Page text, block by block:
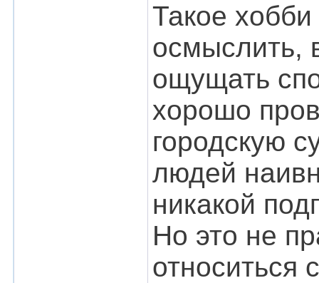
Такое
осмыслить,
ощущать
хорошо
городскую
людей
никакой
Но это не
относиться